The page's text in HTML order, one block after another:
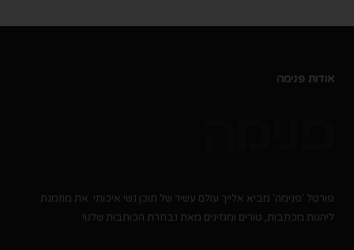
אודות פנימה
פורטל 'פנימה' מביא אלייך עולם עשיר של תוכן נשי איכותי. את מוזמנת
ליהנות מכתבות, טורים ומגזינים מאת נבחרת הכותבות שלנו!